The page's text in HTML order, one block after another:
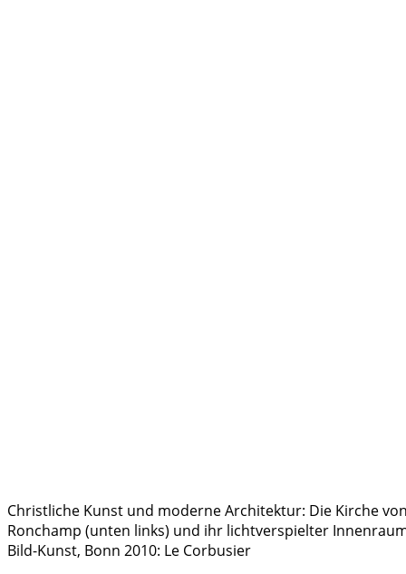
Christliche Kunst und moderne Architektur: Die Kirche
Ronchamp (unten links) und ihr lichtverspielter
Bild-Kunst, Bonn 2010: Le Corbusier